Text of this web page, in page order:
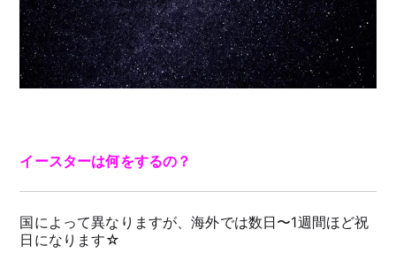
イースターは何をするの？
国によって異なりますが、海外では数日〜1週間ほど祝
日になります☆